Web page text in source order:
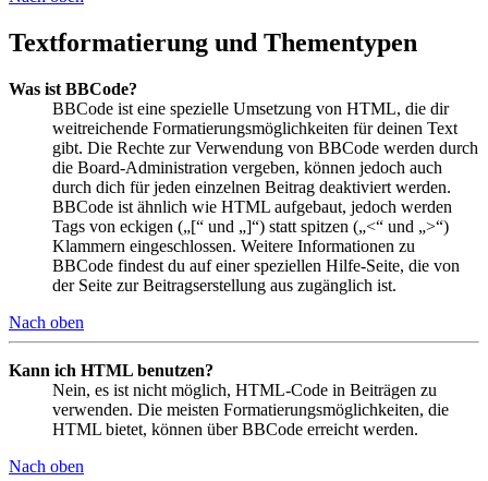
Textformatierung und Thementypen
Was ist BBCode?
BBCode ist eine spezielle Umsetzung von HTML, die dir
weitreichende Formatierungsmöglichkeiten für deinen Text
gibt. Die Rechte zur Verwendung von BBCode werden durch
die Board-Administration vergeben, können jedoch auch
durch dich für jeden einzelnen Beitrag deaktiviert werden.
BBCode ist ähnlich wie HTML aufgebaut, jedoch werden
Tags von eckigen („[“ und „]“) statt spitzen („<“ und „>“)
Klammern eingeschlossen. Weitere Informationen zu
BBCode findest du auf einer speziellen Hilfe-Seite, die von
der Seite zur Beitragserstellung aus zugänglich ist.
Nach oben
Kann ich HTML benutzen?
Nein, es ist nicht möglich, HTML-Code in Beiträgen zu
verwenden. Die meisten Formatierungsmöglichkeiten, die
HTML bietet, können über BBCode erreicht werden.
Nach oben